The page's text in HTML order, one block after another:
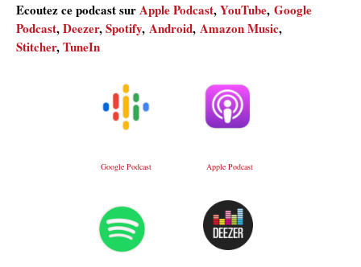
Ecoutez ce podcast surApple Podcast,YouTube,Google
Podcast,Deezer,Spotify,Android,Amazon Music,
Stitcher,TuneIn
Google Podcast Apple Podcast